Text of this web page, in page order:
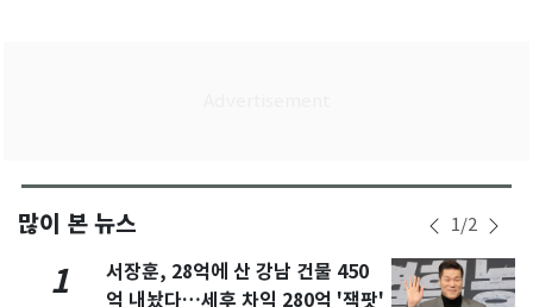
많이 본 뉴스 1/2
1
서장훈, 28억에 산 강남 건물 450
억 내놨다…세후 차익 280억 '잭팟'